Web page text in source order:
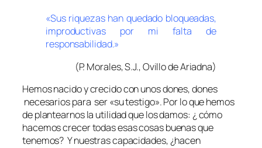
«Sus riquezas han quedado bloqueadas,
improductivas por mi falta de
responsabilidad.»
(P. Morales, S.J., Ovillo de Ariadna)
Hemos nacido y crecido con unos dones, dones
necesarios para ser «su testigo». Por lo que hemos
de plantearnos la utilidad que los damos: ¿ cómo
hacemos crecer todas esas cosas buenas que
tenemos? Y nuestras capacidades, ¿hacen